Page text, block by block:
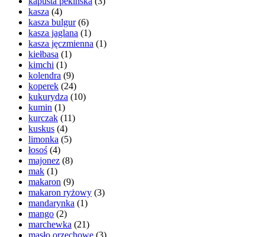
kasza (4)
kasza bulgur(6)
kasza jaglana (1)
kasza jęczmienna (1)
kiełbasa (1)
kimchi (1)
kolendra (9)
koperek (24)
kukurydza (10)
kumin (1)
kurczak (11)
kuskus (4)
limonka (5)
łosoś (4)
majonez (8)
mak (1)
makaron (9)
makaron ryżowy (3)
mandarynka (1)
mango (2)
marchewka (21)
masło orzechowe (3)